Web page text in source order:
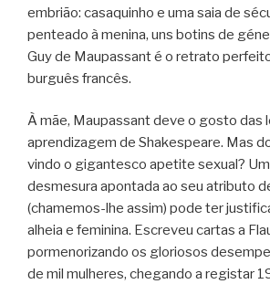
embrião: casaquinho e uma saia de
penteado à menina, uns botins de
Guy de Maupassant é o retrato
burguês francês.
À mãe, Maupassant deve o gosto das
aprendizagem de Shakespeare. Mas
vindo o gigantesco apetite sexual?
desmesura apontada ao seu atributo
(chamemos-lhe assim) pode ter
alheia e feminina. Escreveu cartas a
pormenorizando os gloriosos
de mil mulheres, chegando a registar